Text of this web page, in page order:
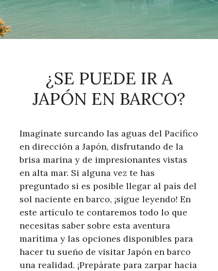
¿SE PUEDE IR A
JAPÓN EN BARCO?
Imagínate surcando las aguas del Pacífico
en dirección a Japón, disfrutando de la
brisa marina y de impresionantes vistas
en alta mar. Si alguna vez te has
preguntado si es posible llegar al país del
sol naciente en barco, ¡sigue leyendo! En
este artículo te contaremos todo lo que
necesitas saber sobre esta aventura
marítima y las opciones disponibles para
hacer tu sueño de visitar Japón en barco
una realidad. ¡Prepárate para zarpar hacia